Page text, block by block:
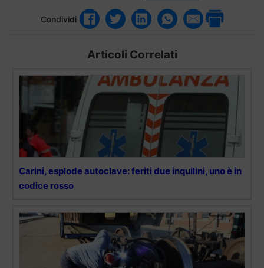
Condividi
Articoli Correlati
Carini, esplode autoclave: feriti due inquilini, uno è in
codice rosso